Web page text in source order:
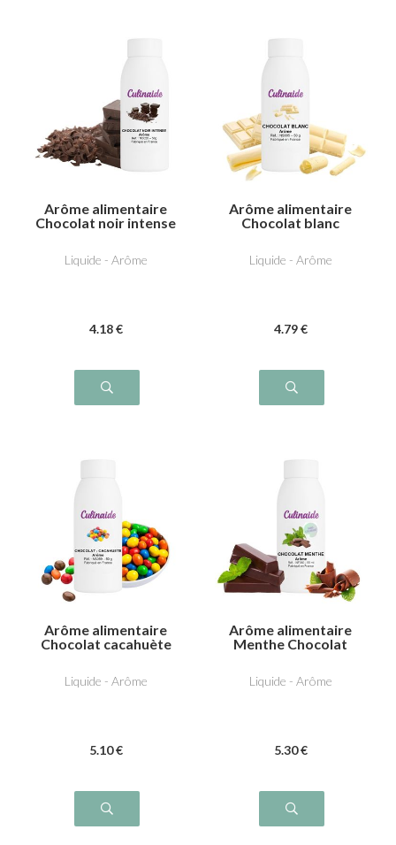
Arôme alimentaire
Chocolat noir intense
Liquide - Arôme
4.18 €
Arôme alimentaire
Chocolat blanc
Liquide - Arôme
4.79 €
Arôme alimentaire
Chocolat cacahuète
Liquide - Arôme
5.10 €
Arôme alimentaire
Menthe Chocolat
Liquide - Arôme
5.30 €